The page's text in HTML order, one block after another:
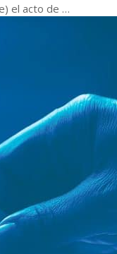
el acto de …